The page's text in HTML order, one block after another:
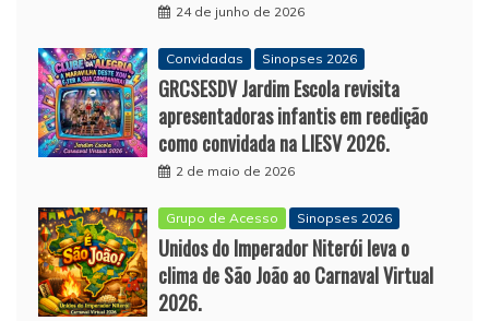
24 de junho de 2026
Convidadas Sinopses 2026
GRCSESDV Jardim Escola revisita
apresentadoras infantis em reedição
como convidada na LIESV 2026.
2 de maio de 2026
Grupo de Acesso Sinopses 2026
Unidos do Imperador Niterói leva o
clima de São João ao Carnaval Virtual
2026.